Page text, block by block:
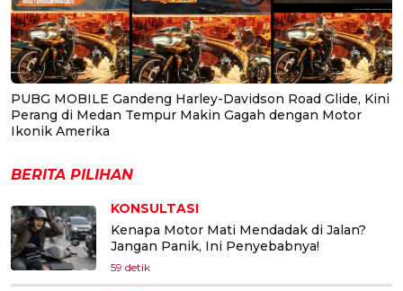
PUBG MOBILE Gandeng Harley-Davidson Road Glide, Kini
Perang di Medan Tempur Makin Gagah dengan Motor
Ikonik Amerika
BERITA PILIHAN
KONSULTASI
Kenapa Motor Mati Mendadak di Jalan?
Jangan Panik, Ini Penyebabnya!
59 detik